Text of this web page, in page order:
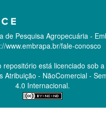
de Pesquisa Agropecuária -
www.embrapa.br/fale-conosco
repositório está licenciado sob
Atribuição - NãoComercial -
4.0 Internacional.